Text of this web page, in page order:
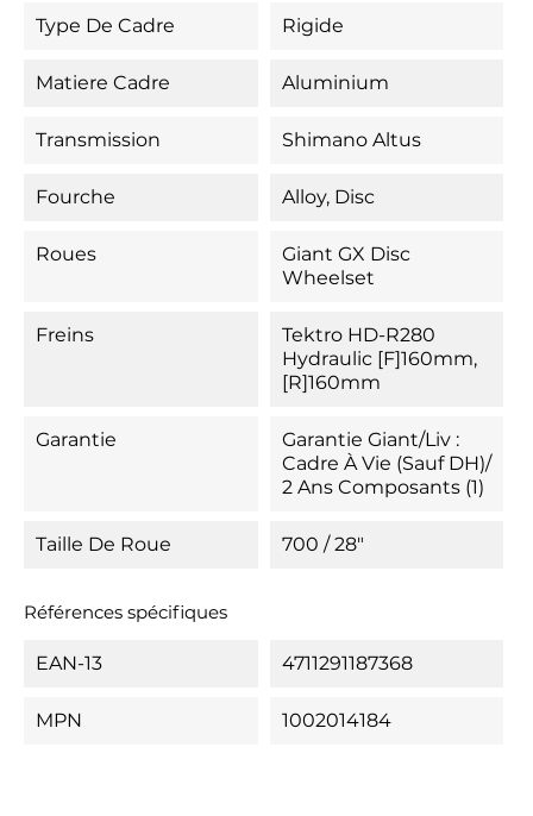
Type De Cadre Rigide
Matiere Cadre Aluminium
Transmission Shimano Altus
Fourche Alloy, Disc
Roues
Giant GX Disc
Wheelset
Freins
Tektro HD-R280
Hydraulic [F]160mm,
[R]160mm
Garantie
Garantie Giant/Liv :
Cadre À Vie (sauf DH)/
2 Ans Composants (1)
Taille De Roue 700 / 28"
Références spécifiques
EAN-13 4711291187368
MPN 1002014184